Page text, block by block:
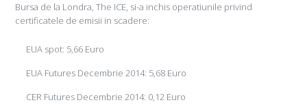
Bursa de la Londra, The ICE, si-a inchis operatiunile privind
certificatele de emisii in scadere:
EUA spot: 5,66 Euro
EUA Futures Decembrie 2014: 5,68 Euro
CER Futures Decembrie 2014: 0,12 Euro